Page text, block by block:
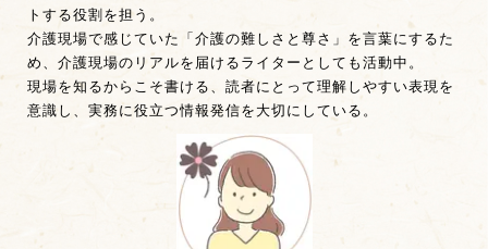
トする役割を担う。
介護現場で感じていた「介護の難しさと尊さ」を言葉にするた
め、介護現場のリアルを届けるライターとしても活動中。
現場を知るからこそ書ける、読者にとって理解しやすい表現を
意識し、実務に役立つ情報発信を大切にしている。